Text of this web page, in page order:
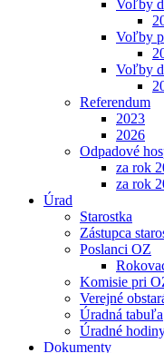
Voľby
Voľby
Voľby
Referendum
2023
2026
Odpadové
za rok
za rok
Úrad
Starostka
Zástupca
Poslanci OZ
Komisie pri
Verejné
Úradná tabuľa
Úradné
Dokumenty